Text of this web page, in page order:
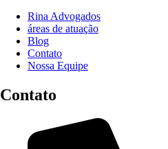
Rina Advogados
áreas de atuação
Blog
Contato
Nossa Equipe
Contato